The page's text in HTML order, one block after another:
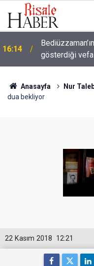
14:57
Meta'ya çocuk
milyon dolar
Anasayfa Nur
dua bekliyor
12:21
22 Kasım 2018